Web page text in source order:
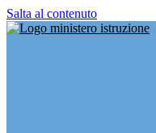
Salta al contenuto